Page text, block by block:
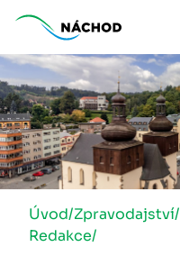
Úvod/Zpravodajství/
Redakce/